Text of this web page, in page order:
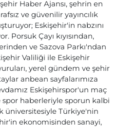
Haber Ajansı, şehrin en
ve güvenilir yayıncılık
Eskişehir'in nabzını
Porsuk Çayı kıyısından,
ve Sazova Parkı'ndan
Valiliği ile Eskişehir
yerel gündem ve şehir
anbean sayfalarımıza
Eskişehirspor'un maç
haberleriyle sporun kalbi
üniversitesiyle Türkiye'nin
ekonomisinden sanayi,